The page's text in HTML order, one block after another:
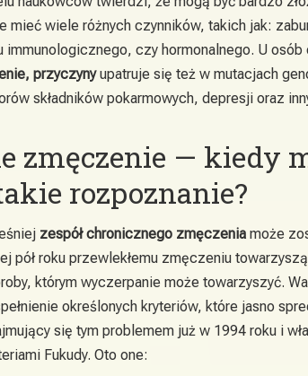
mieć wiele różnych czynników, takich jak:
immunologicznego, czy hormonalnego. U
przyczynyupatruje się też w mutacjach
składników pokarmowych, depresji oraz
zmęczenie — kiedy
rozpoznanie?
zespół chronicznego zmęczenia może
pół roku przewlekłemu zmęczeniu
którym wyczerpanie może towarzyszyć.
określonych kryteriów, które jasno
się tym problemem już w 1994 roku i
Fukudy. Oto one: